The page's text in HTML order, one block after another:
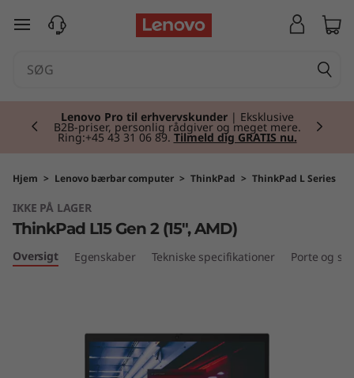
T
P
a
d
spring til hovedindhold
Lenovo Pro til erhvervskunder| Eksklusive
B2B-priser, personlig rådgiver og meget mere.
Ring:+45 43 31 06 89. Tilmeld dig GRATIS nu.
Currently displaying item 2 of 2
Hjem > Lenovo bærbar computer > ThinkPad > ThinkPad L Series
IKKE PÅ LAGER
ThinkPad L15 Gen 2 (15″, AMD)
Oversigt Egenskaber Tekniske specifikationer Porte og